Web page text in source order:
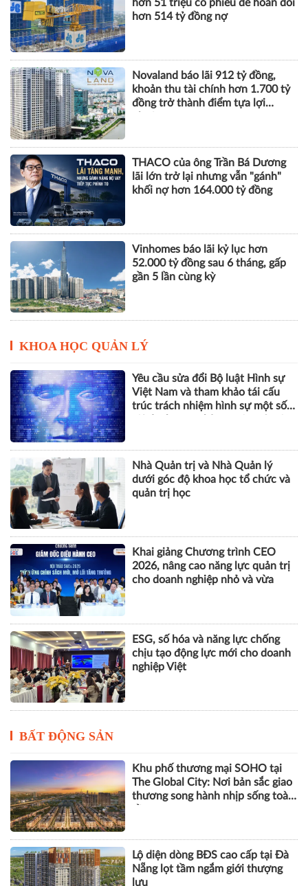
hơn 51 triệu cổ phiếu để hoán đổi
hơn 514 tỷ đồng nợ
Novaland báo lãi 912 tỷ đồng,
khoản thu tài chính hơn 1.700 tỷ
đồng trở thành điểm tựa lợi
THACO của ông Trần Bá Dương
lãi lớn trở lại nhưng vẫn "gánh"
khối nợ hơn 164.000 tỷ đồng
Vinhomes báo lãi kỷ lục hơn
52.000 tỷ đồng sau 6 tháng, gấp
gần 5 lần cùng kỳ
KHOA HỌC QUẢN LÝ
Yêu cầu sửa đổi Bộ luật Hình sự
Việt Nam và tham khảo tái cấu
trúc trách nhiệm hình sự một số
Nhà Quản trị và Nhà Quản lý
dưới góc độ khoa học tổ chức và
quản trị học
Khai giảng Chương trình CEO
2026, nâng cao năng lực quản trị
cho doanh nghiệp nhỏ và vừa
ESG, số hóa và năng lực chống
chịu tạo động lực mới cho doanh
nghiệp Việt
BẤT ĐỘNG SẢN
Khu phố thương mại SOHO tại
The Global City: Nơi bản sắc giao
thương song hành nhịp sống toàn
Lộ diện dòng BĐS cao cấp tại Đà
Nẵng lọt tầm ngắm giới thượng
lưu